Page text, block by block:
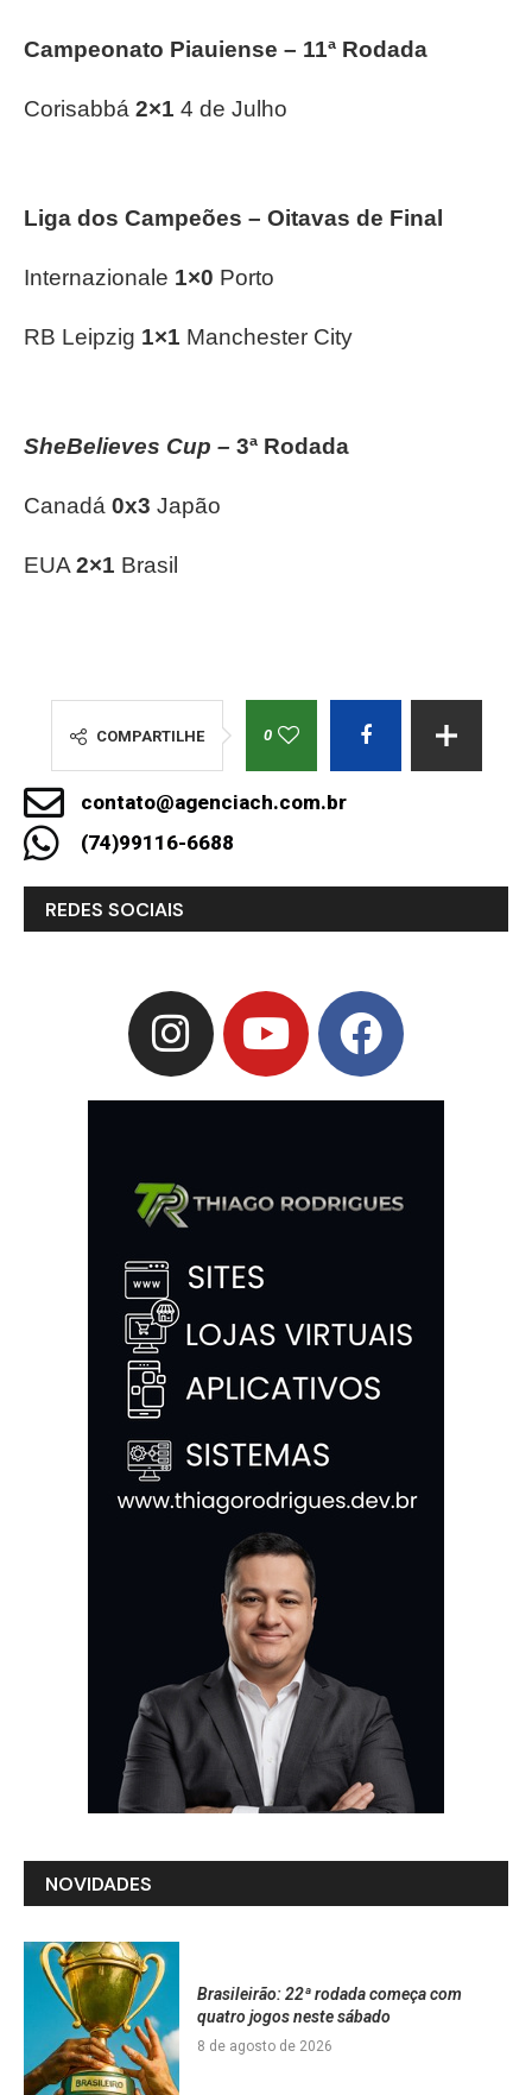
Campeonato Piauiense – 11ª Rodada
Corisabbá 2×1 4 de Julho
Liga dos Campeões – Oitavas de Final
Internazionale 1×0 Porto
RB Leipzig 1×1 Manchester City
SheBelieves Cup – 3ª Rodada
Canadá 0x3 Japão
EUA 2×1 Brasil
COMPARTILHE 0
contato@agenciach.com.br
(74)99116-6688
REDES SOCIAIS
NOVIDADES
Brasileirão: 22ª rodada começa com
quatro jogos neste sábado
8 de agosto de 2026